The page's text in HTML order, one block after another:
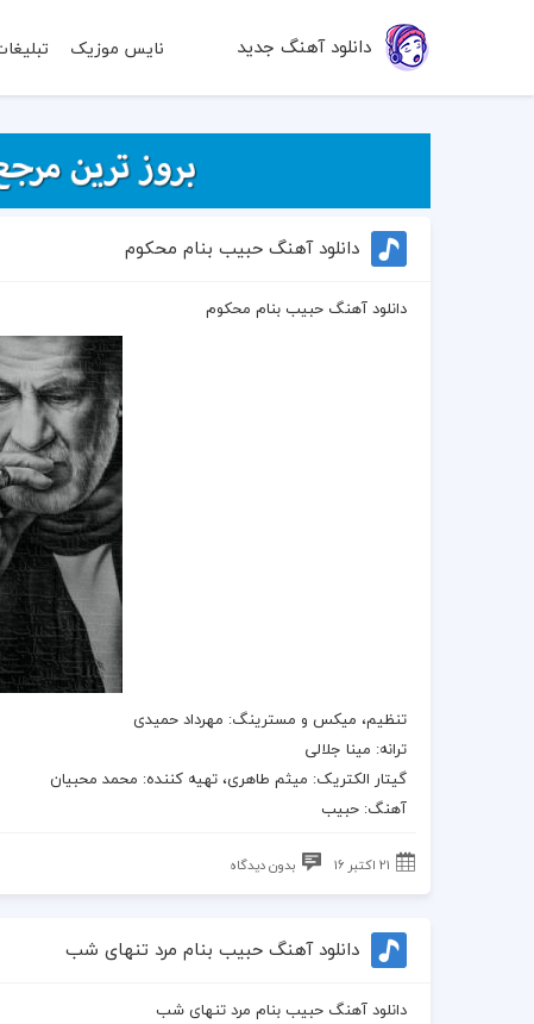
دانلود آهنگ جدید نایس موزیک
دانلود آهنگ حبیب بنام محکوم
دانلود آهنگ حبیب بنام محکوم
تنظیم، میکس و مسترینگ: مهرداد حمیدی
ترانه: مینا جلالی
گیتار الکتریک: میثم طاهری، تهیه کننده: محمد محبیان
آهنگ:حبیب
21 اکتبر 16 بدون دیدگاه
دانلود آهنگ حبیب بنام مرد تنهای شب
دانلود آهنگ حبیب بنام مرد تنهای شب